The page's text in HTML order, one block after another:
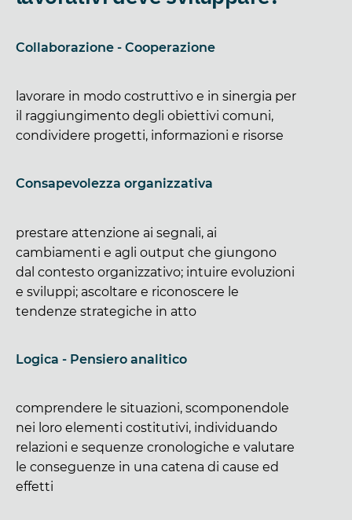
Collaborazione - Cooperazione
lavorare in modo costruttivo e in sinergia per
il raggiungimento degli obiettivi comuni,
condividere progetti, informazioni e risorse
Consapevolezza organizzativa
prestare attenzione ai segnali, ai
cambiamenti e agli output che giungono
dal contesto organizzativo; intuire evoluzioni
e sviluppi; ascoltare e riconoscere le
tendenze strategiche in atto
Logica - Pensiero analitico
comprendere le situazioni, scomponendole
nei loro elementi costitutivi, individuando
relazioni e sequenze cronologiche e valutare
le conseguenze in una catena di cause ed
effetti